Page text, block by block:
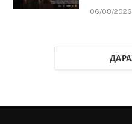
06/08/2026